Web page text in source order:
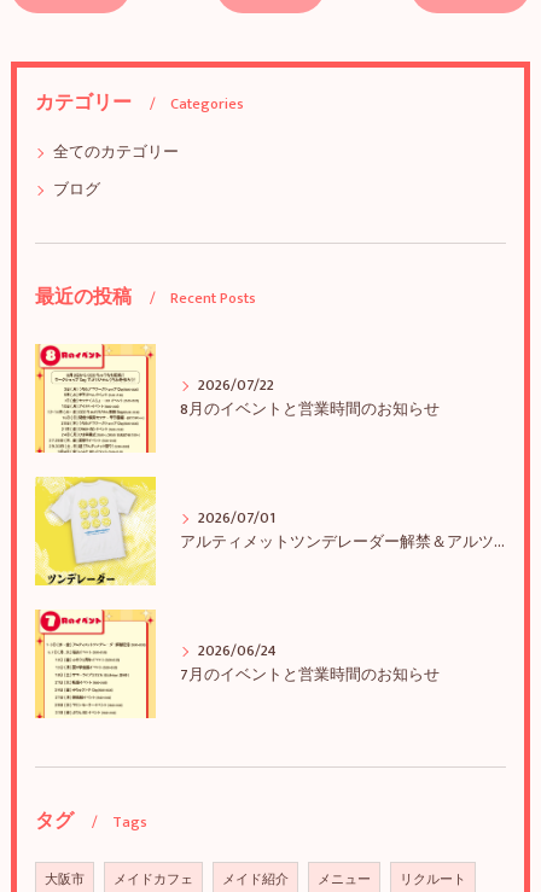
カテゴリー
Categories
全てのカテゴリー
ブログ
最近の投稿 Recent Posts
2026/07/22
8月のイベントと営業時間のお知らせ
2026/07/01
アルティメットツンデレーダー解禁＆アルツンBIGTEE販売のお知らせ
2026/06/24
7月のイベントと営業時間のお知らせ
タグ Tags
大阪市 メイドカフェ メイド紹介 メニュー リクルート